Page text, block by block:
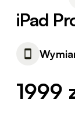
iPad
1999